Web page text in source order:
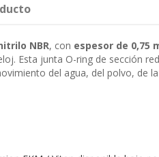
NBR, con espesor de 0,75
Esta junta O-ring de sección
del agua, del polvo, de